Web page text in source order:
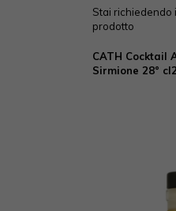
Stai richiedendo
prodotto
CATH Cocktail
Sirmione 28°